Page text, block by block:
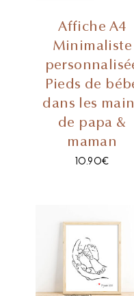
Affiche A4
Minimaliste
Pieds de
dans les
de papa &
maman
10.90€